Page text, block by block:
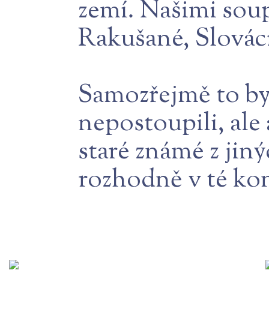
zemí. Našimi
Rakušané,
Samozřejmě to
nepostoupili, ale
staré známé z
rozhodně v té